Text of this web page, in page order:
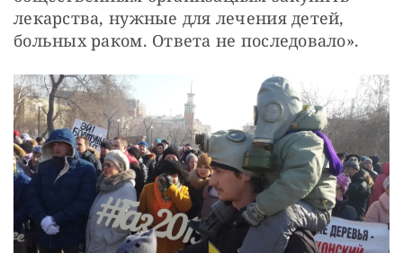
лекарства, нужные для лечения детей,
больных раком. Ответа не последовало».